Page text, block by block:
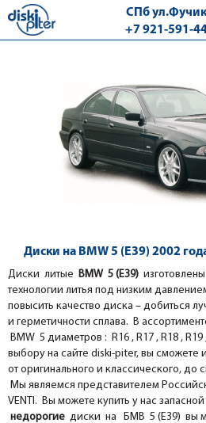
СПб
+7 921-591-
Диски на BMW 5 (E39) 2002
Диски литые BMW 5 (E39)
технологии литья под низким
повысить качество диска – добиться
и герметичности сплава. В
BMW 5 диаметров : R16 , R17 , R18 ,
выбору на сайте diski-piter, вы сможете
от оригинального и классического, до
Мы являемся представителем
VENTI. Вы можете купить у нас
недорогие диски на БМВ 5 (E39) вы